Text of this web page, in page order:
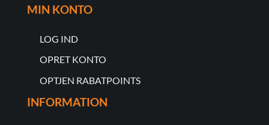
MIN KONTO
LOG IND
OPRET KONTO
OPTJEN RABATPOINTS
INFORMATION